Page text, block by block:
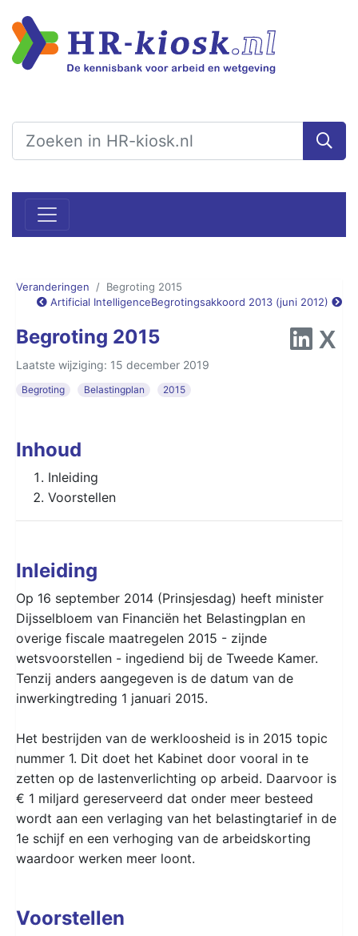
Veranderingen
Begroting 2015
Artificial IntelligenceBegrotingsakkoord 2013 (juni 2012)
Begroting 2015
Laatste wijziging: 15 december 2019
Begroting Belastingplan 2015
Inhoud
Inleiding
Voorstellen
Inleiding
Op 16 september 2014 (Prinsjesdag) heeft minister
Dijsselbloem van Financiën het Belastingplan en
overige fiscale maatregelen 2015 - zijnde
wetsvoorstellen - ingediend bij de Tweede Kamer.
Tenzij anders aangegeven is de datum van de
inwerkingtreding 1 januari 2015.
Het bestrijden van de werkloosheid is in 2015 topic
nummer 1. Dit doet het Kabinet door vooral in te
zetten op de lastenverlichting op arbeid. Daarvoor is
€ 1 miljard gereserveerd dat onder meer besteed
wordt aan een verlaging van het belastingtarief in de
1e schijf en een verhoging van de arbeidskorting
waardoor werken meer loont.
Voorstellen